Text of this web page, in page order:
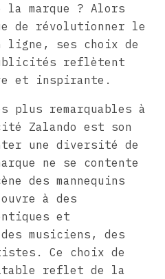
marque ? Alors
de révolutionner le
ligne, ses choix de
reflètent
et inspirante.
plus remarquables à
Zalando est son
une diversité de
ne se contente
des mannequins
à des
et
musiciens, des
Ce choix de
reflet de la